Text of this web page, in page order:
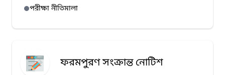
পরীক্ষা নীতিমালা
ফরমপুরণ সংক্রান্ত নোটিশ